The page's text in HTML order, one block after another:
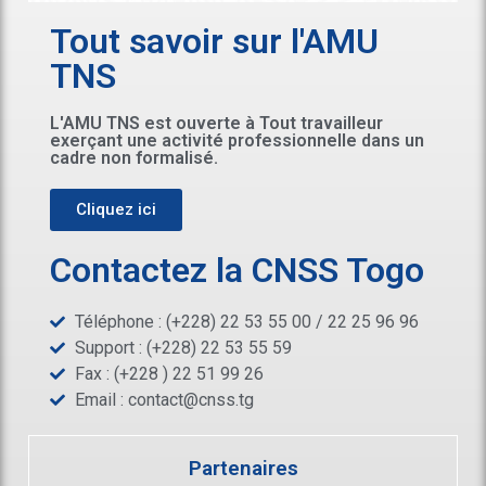
Tout savoir sur l'AMU
TNS
L'AMU TNS est ouverte à Tout travailleur
exerçant une activité professionnelle dans un
cadre non formalisé.
Cliquez ici
Contactez la CNSS Togo
Téléphone : (+228) 22 53 55 00 / 22 25 96 96
Support : (+228) 22 53 55 59
Fax : (+228 ) 22 51 99 26
Email : contact@cnss.tg
Partenaires